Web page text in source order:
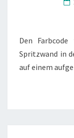
Den
Spritzwand in
auf einem